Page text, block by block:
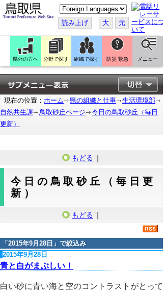
こ
の
ペ
ー
ジ
翻
訳
す
る
読み上げ 大 元
県外の方へ 分野で探す 組織で探す 防災 緊急 メニュー
現在の位置： ホーム 県の組織と仕事
生活環境部
自然共生課
鳥取砂丘ページ
今日の鳥取砂丘（毎日
更新）
もどる ｜
今日の鳥取砂丘（毎日更
新）
もどる ｜
「 2015年9月28日 」で絞込み
2015年9月28日
青と白がまぶしい！
白い砂に青い海と空のコントラストがとって